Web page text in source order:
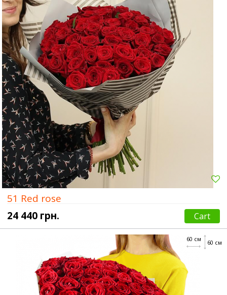
51 Red rose
24 440 грн.
Cart
60 см
60 см